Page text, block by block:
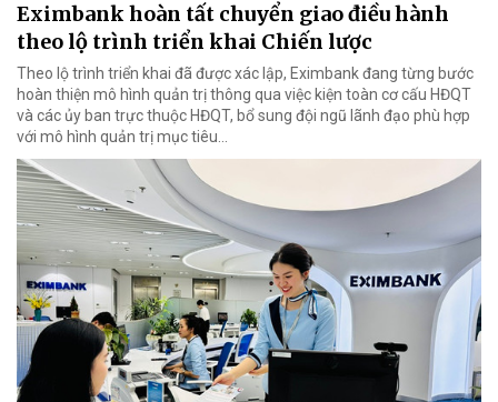
Eximbank hoàn tất chuyển giao điều hành
theo lộ trình triển khai Chiến lược
Theo lộ trình triển khai đã được xác lập, Eximbank đang từng bước
hoàn thiện mô hình quản trị thông qua việc kiện toàn cơ cấu HĐQT
và các ủy ban trực thuộc HĐQT, bổ sung đội ngũ lãnh đạo phù hợp
với mô hình quản trị mục tiêu...